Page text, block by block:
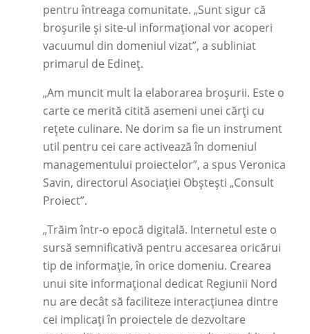
pentru întreaga comunitate. „Sunt sigur că
broșurile și site-ul informațional vor acoperi
vacuumul din domeniul vizat”, a subliniat
primarul de Edineț.
„Am muncit mult la elaborarea broșurii. Este o
carte ce merită citită asemeni unei cărți cu
rețete culinare. Ne dorim sa fie un instrument
util pentru cei care activează în domeniul
managementului proiectelor”, a spus Veronica
Savin, directorul Asociației Obștești „Consult
Proiect”.
„Trăim într-o epocă digitală. Internetul este o
sursă semnificativă pentru accesarea oricărui
tip de informație, în orice domeniu. Crearea
unui site informațional dedicat Regiunii Nord
nu are decât să faciliteze interacțiunea dintre
cei implicați în proiectele de dezvoltare